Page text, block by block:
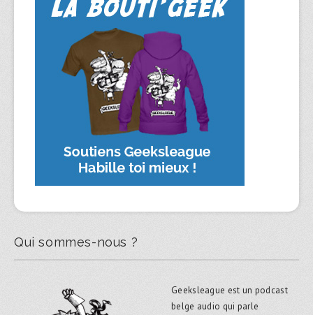
Qui sommes-nous ?
Geeksleague est un podcast
belge audio qui parle